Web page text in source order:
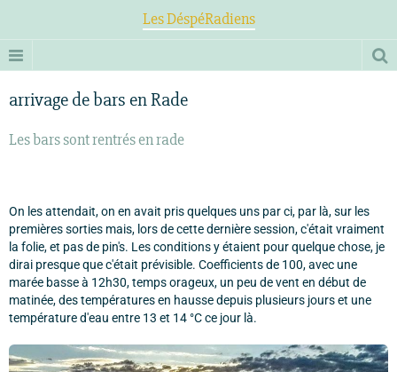
Les DéspéRadiens
arrivage de bars en Rade
Les bars sont rentrés en rade
On les attendait, on en avait pris quelques uns par ci, par là, sur les
premières sorties mais, lors de cette dernière session, c'était vraiment
la folie, et pas de pin's. Les conditions y étaient pour quelque chose, je
dirai presque que c'était prévisible. Coefficients de 100, avec une
marée basse à 12h30, temps orageux, un peu de vent en début de
matinée, des températures en hausse depuis plusieurs jours et une
température d'eau entre 13 et 14 °C ce jour là.